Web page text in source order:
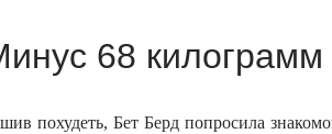
68
похудеть, Бет Берд попросила